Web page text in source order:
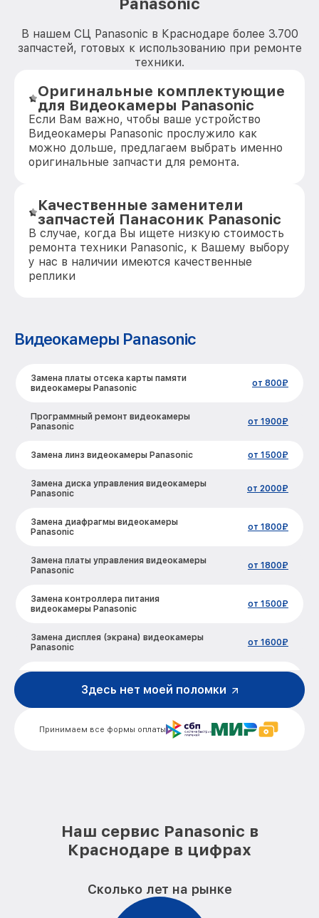
В нашем СЦ Panasonic в Краснодаре более 3.700
запчастей, готовых к использованию при ремонте
техники.
Оригинальные комплектующие
для Видеокамеры Panasonic
Если Вам важно, чтобы ваше устройство
Видеокамеры Panasonic прослужило как
можно дольше, предлагаем выбрать именно
оригинальные запчасти для ремонта.
Качественные заменители
запчастей Панасоник Panasonic
В случае, когда Вы ищете низкую стоимость
ремонта техники Panasonic, к Вашему выбору
у нас в наличии имеются качественные
реплики
Видеокамеры Panasonic
Замена платы отсека карты памяти
видеокамеры Panasonic
от 800₽
Программный ремонт видеокамеры
Panasonic
от 1900₽
Замена линз видеокамеры Panasonic от 1500₽
Замена диска управления видеокамеры
Panasonic
от 2000₽
Замена диафрагмы видеокамеры
Panasonic
от 1800₽
Замена платы управления видеокамеры
Panasonic
от 1800₽
Замена контроллера питания
видеокамеры Panasonic
от 1500₽
Замена дисплея (экрана) видеокамеры
Panasonic
от 1600₽
Panasonic
от 1450₽
Принимаем все формы оплаты
Здесь нет моей поломки
Наш сервис Panasonic в
Краснодаре в цифрах
Сколько лет на рынке